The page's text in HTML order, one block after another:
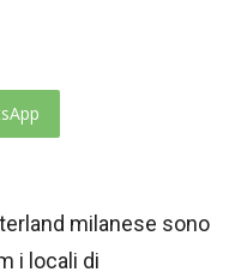
milanese sono
i locali di